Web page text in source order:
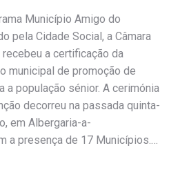
Município Amigo do
pela Cidade Social, a Câmara
a certificação da
municipal de promoção de
a população sénior. A cerimónia
decorreu na passada quinta-
em Albergaria-a-
a presença de 17 Municípios.…